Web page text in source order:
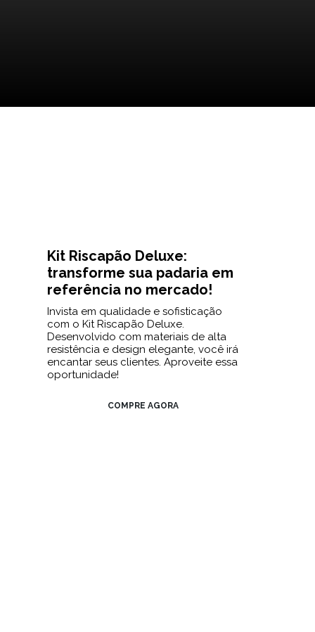
Kit Riscapão Deluxe:
transforme sua padaria em
referência no mercado!
Invista em qualidade e sofisticação
com o Kit Riscapão Deluxe.
Desenvolvido com materiais de alta
resistência e design elegante, você irá
encantar seus clientes. Aproveite essa
oportunidade!
COMPRE AGORA